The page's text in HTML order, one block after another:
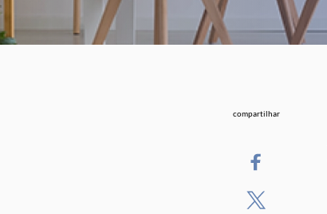
compartilhar